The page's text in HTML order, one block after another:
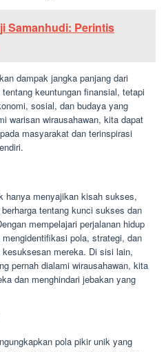
Samanhudi: Perintis
dampak jangka panjang dari
keuntungan finansial, tetapi
sosial, dan budaya yang
warisan wirausahawan, kita dapat
masyarakat dan terinspirasi
hanya menyajikan kisah sukses,
tentang kunci sukses dan
mempelajari perjalanan hidup
pola, strategi, dan
mereka. Di sisi lain,
pernah dialami wirausahawan, kita
dan menghindari jebakan yang
pola pikir unik yang